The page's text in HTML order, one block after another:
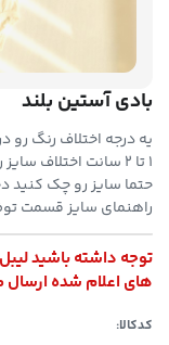
بادی آستین بلند
یه درجه اختلاف رنگ رو
۱ تا ۲ سانت اختلاف سایز رو در نظر بگیرید
حتما سایز رو چک کنید
راهنمای سایز قسمت
توجه داشته باشید
های اعلام شده
کدکالا: